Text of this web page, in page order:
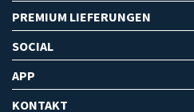
PREMIUM LIEFERUNGEN
SOCIAL
APP
KONTAKT